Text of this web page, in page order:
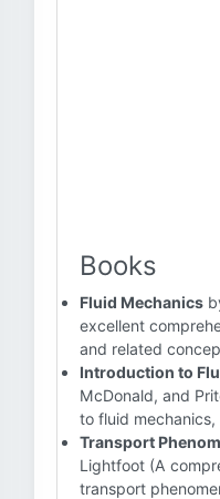
Books
Fluid Mechanics
excellent
and related
Introduction to
McDonald, and
to fluid
Transport
Lightfoot (A
transport